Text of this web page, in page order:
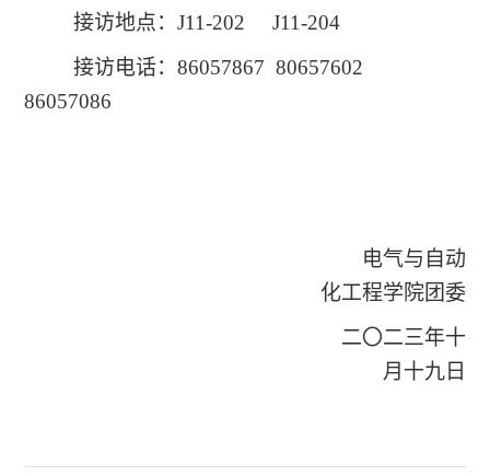
接访地点：J11-202 J11-204
接访电话：86057867 80657602
86057086
电气与自动
化工程学院团委
二〇二三年十
月十九日